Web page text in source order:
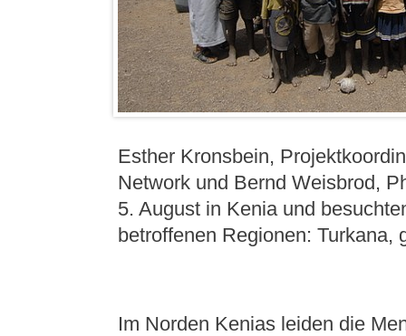
Esther Kronsbein,
Network und Bernd Weisbrod,
5. August in Kenia und
betroffenen Regionen: Turkana,
Im Norden Kenias leiden die